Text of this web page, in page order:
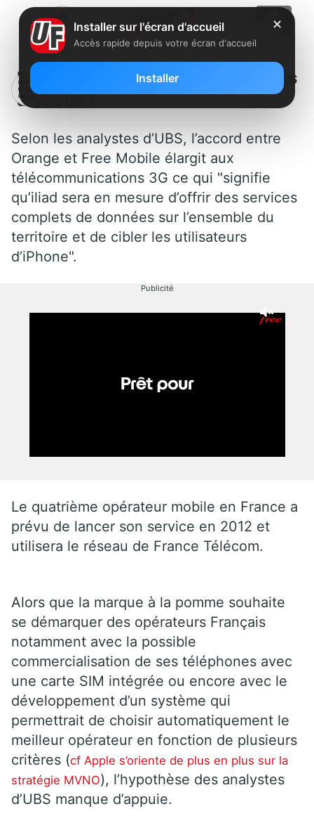
Free Mobile viserait-il les utilisateurs
d’iPhone ?
Selon les analystes d’UBS, l’accord entre
Orange et Free Mobile élargit aux
télécommunications 3G ce qui "signifie
qu’iliad sera en mesure d’offrir des services
complets de données sur l’ensemble du
territoire et de cibler les utilisateurs
d’iPhone".
Publicité
Le quatrième opérateur mobile en France a
prévu de lancer son service en 2012 et
utilisera le réseau de France Télécom.
Alors que la marque à la pomme souhaite
se démarquer des opérateurs Français
notamment avec la possible
commercialisation de ses téléphones avec
une carte SIM intégrée ou encore avec le
développement d’un système qui
permettrait de choisir automatiquement le
meilleur opérateur en fonction de plusieurs
critères (cf Apple s’oriente de plus en plus sur la
stratégie MVNO), l’hypothèse des analystes
d’UBS manque d’appuie.
✕
Installer sur l'écran d'accueil
Accès rapide depuis votre écran d'accueil
Installer